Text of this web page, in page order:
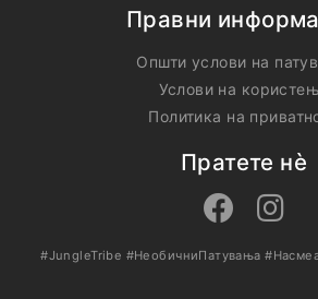
Правни
Општи услови на
Услови на
Политика на
Пратете нѐ
#JungleTribe #НеобичниПатувања